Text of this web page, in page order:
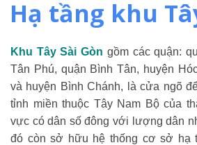
Hạ tầng khu
Khu Tây Sài Gòn gồm các quận:
Tân Phú, quận Bình Tân, huyện
và huyện Bình Chánh, là cửa ngõ
tỉnh miền thuộc Tây Nam Bộ của
vực có dân số đông với lượng dân
đó còn sở hữu hệ thống cơ sở hạ